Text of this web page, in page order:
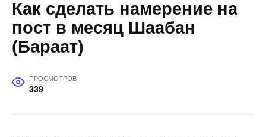
Как сделать намерение на
пост в месяц Шаабан
(Бараат)
ПРОСМОТРОВ
339